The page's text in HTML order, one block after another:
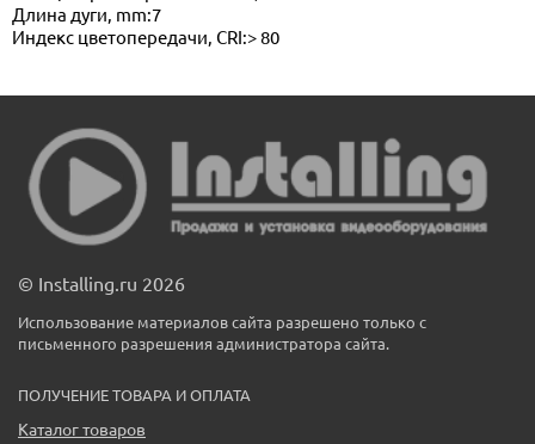
Длина дуги, mm:7
Индекс цветопередачи, CRI:> 80
© Installing.ru 2026
Использование материалов сайта разрешено только с
письменного разрешения администратора сайта.
ПОЛУЧЕНИЕ ТОВАРА И ОПЛАТА
Каталог товаров